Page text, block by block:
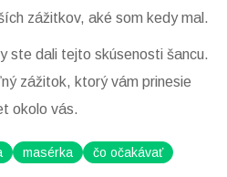
zážitkov, aké som kedy mal.
ste dali tejto skúsenosti šancu.
zážitok, ktorý vám prinesie
okolo vás.
masérka
čo očakávať